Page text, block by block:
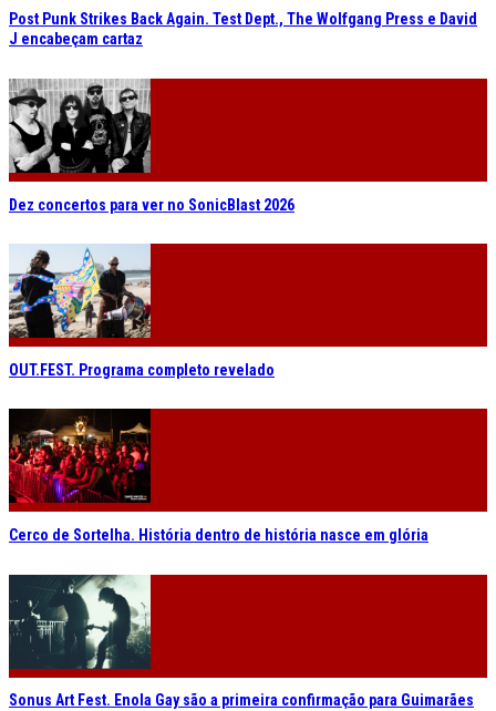
Post Punk Strikes Back Again. Test Dept., The Wolfgang Press e David
J encabeçam cartaz
Dez concertos para ver no SonicBlast 2026
OUT.FEST. Programa completo revelado
Cerco de Sortelha. História dentro de história nasce em glória
Sonus Art Fest. Enola Gay são a primeira confirmação para Guimarães